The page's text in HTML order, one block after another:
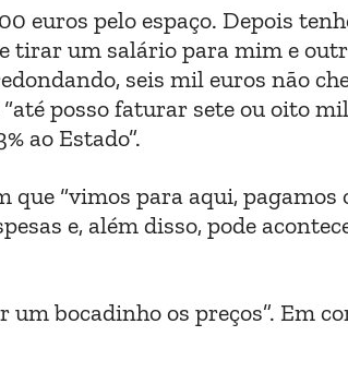
euros pelo espaço. Depois
tirar um salário para mim e
seis mil euros não
posso faturar sete ou oito
ao Estado”.
“vimos para aqui, pagamos
e, além disso, pode
bocadinho os preços”. Em